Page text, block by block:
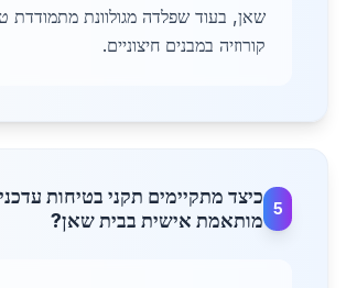
שאן, בעוד שפלדה מגולוונת מתמודדת
קורוזיה במבנים חיצוניים.
5
כיצד מתקיימים תקני בטיחות
מותאמת אישית בבית שאן?